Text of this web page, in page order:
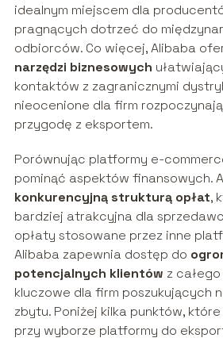
idealnym miejscem dla
pragnących dotrzeć do
odbiorców. Co więcej, Alibaba
narzędzi biznesowych
kontaktów z zagranicznymi
nieocenione dla firm
przygodę z eksportem.
Porównując platformy e-
pominąć aspektów finansowych.
konkurencyjną strukturą opłat,
bardziej atrakcyjna dla
opłaty stosowane przez inne
Alibaba zapewnia dostęp do
potencjalnych klientów z
kluczowe dla firm poszukujących
zbytu. Poniżej kilka punktów,
przy wyborze platformy do